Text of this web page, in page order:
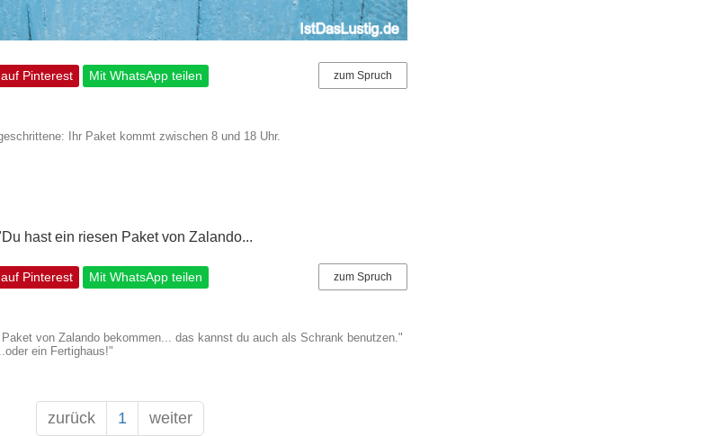
zum Spruch
Pinterest Mit WhatsApp teilen
Ihr Paket kommt zwischen 8 und 18 Uhr.
zum Spruch
Pinterest Mit WhatsApp teilen
von Zalando bekommen... das kannst du auch als Schrank benutzen."
ein Fertighaus!"
zurück 1 weiter